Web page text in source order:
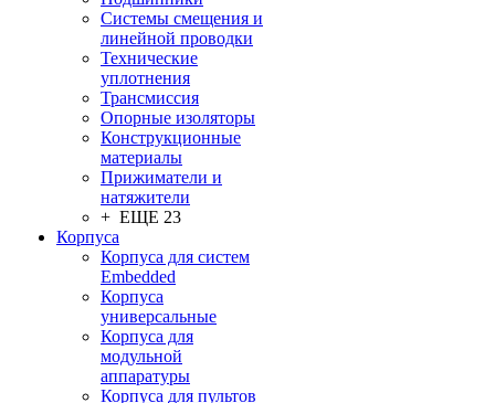
Системы смещения и
линейной проводки
Технические
уплотнения
Трансмиссия
Опорные изоляторы
Конструкционные
материалы
Прижиматели и
натяжители
+ ЕЩЕ 23
Корпуса
Корпуса для систем
Embedded
Корпуса
универсальные
Корпуса для
модульной
аппаратуры
Корпуса для пультов